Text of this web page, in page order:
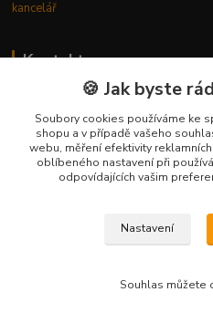
kancelář
Kontakty
Ing. Michal Vaněk
+420 603 332
(Po-Pá, 10-17 hod.)
info@vyhodnynakup.eu
🍪 Jak byste
Soubory cookies používáme ke
shopu a v případě vašeho
webu, měření efektivity
oblíbeného nastavení při
odpovídajících vašim
Nastavení
Souhlas můžete